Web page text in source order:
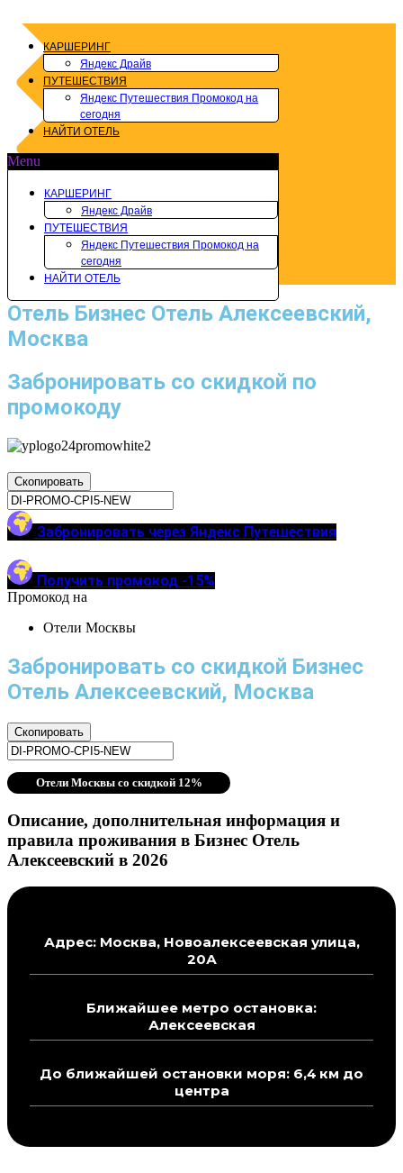
содержимому
КАРШЕРИНГ
Яндекс Драйв
ПУТЕШЕСТВИЯ
Яндекс Путешествия Промокод на
сегодня
НАЙТИ ОТЕЛЬ
Menu
КАРШЕРИНГ
Яндекс Драйв
ПУТЕШЕСТВИЯ
Яндекс Путешествия Промокод на
сегодня
НАЙТИ ОТЕЛЬ
Отель Бизнес Отель Алексеевский,
Москва
Забронировать со скидкой по
промокоду
Скопировать
Забронировать через Яндекс Путешествия
Получить промокод -15%
Промокод на
Отели Москвы
Забронировать со скидкой Бизнес
Отель Алексеевский, Москва
Скопировать
Отели Москвы со скидкой 12%
Описание, дополнительная информация и
правила проживания в Бизнес Отель
Алексеевский в 2026
Адрес: Москва, Новоалексеевская улица,
20А
Ближайшее метро остановка:
Алексеевская
До ближайшей остановки моря: 6,4 км до
центра